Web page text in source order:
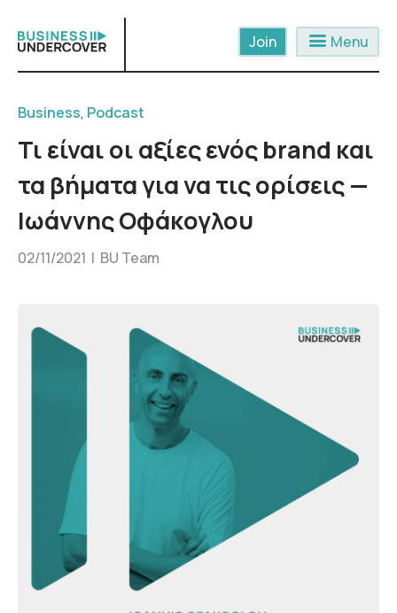
content
menu Menu
Business, Podcast
Τι είναι οι αξίες ενός brand και
τα βήματα για να τις ορίσεις —
Ιωάννης Οφάκογλου
02/11/2021 | BU Team